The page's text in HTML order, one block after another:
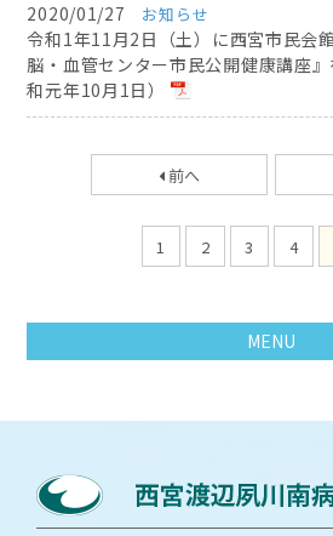
2020/01/27 お知らせ
令和1年11月2日（土）に西宮市民会
脳・血管センター市民公開健康講座
和元年10月1日）
前へ
1 2 3 4
MENU